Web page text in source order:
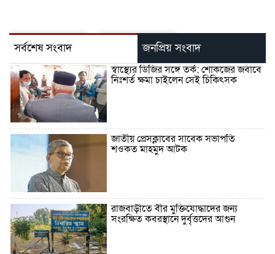
সর্বশেষ সংবাদ জনপ্রিয় সংবাদ
স্বাস্থ্যের ডিজির সঙ্গে তর্ক: শোকজের জবাবে
নিঃশর্ত ক্ষমা চাইলেন সেই চিকিৎসক
জাতীয় প্রেসক্লাবের সাবেক সভাপতি
শওকত মাহমুদ আটক
রাজবাড়ীতে বীর মুক্তিযোদ্ধাদের জন্য
সংরক্ষিত কবরস্থানে দুর্বৃত্তদের আগুন